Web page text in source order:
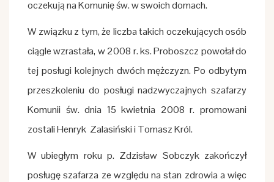
oczekują na Komunię św. w swoich domach.
W związku z tym, że liczba takich oczekujących osób
ciągle wzrastała, w 2008 r. ks. Proboszcz powołał do
tej posługi kolejnych dwóch mężczyzn. Po odbytym
przeszkoleniu do posługi nadzwyczajnych szafarzy
Komunii św. dnia 15 kwietnia 2008 r. promowani
zostali Henryk Zalasiński i Tomasz Król.
W ubiegłym roku p. Zdzisław Sobczyk zakończył
posługę szafarza ze względu na stan zdrowia a więc